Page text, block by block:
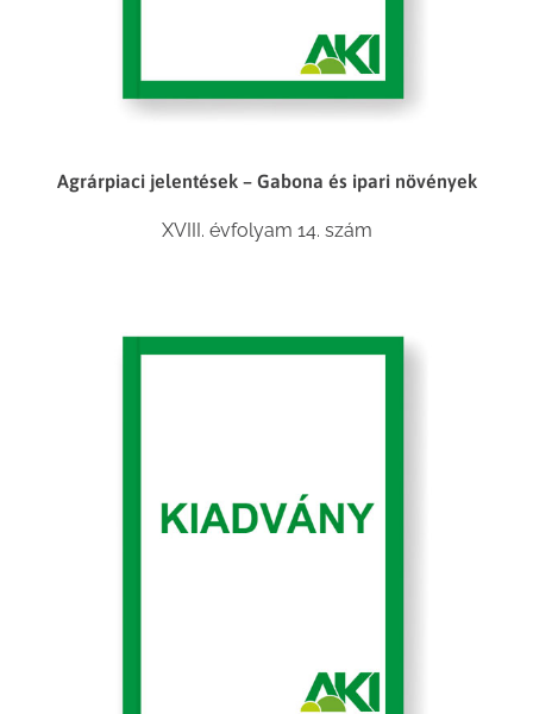
Agrárpiaci jelentések – Gabona és ipari növények
XVIII. évfolyam 14. szám